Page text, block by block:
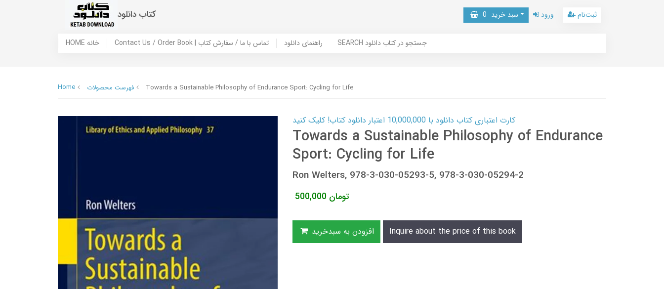
کتاب دانلود سبد خرید 0 ورود ثبت‌نام
HOME خانه Contact Us / Order Book | تماس با ما / سفارش کتاب راهنمای دانلود SEARCH جستجو در کتاب دانلود
Home فهرست محصولات Towards a Sustainable Philosophy of Endurance Sport: Cycling for Life
کارت اعتباری کتاب دانلود با 10,000,000 اعتبار دانلود کتاب! کلیک کنید
Towards a Sustainable Philosophy of Endurance
Sport: Cycling for Life
Ron Welters, 978-3-030-05293-5, 978-3-030-05294-2
500,000 تومان
افزودن به سبدخرید Inquire about the price of this book